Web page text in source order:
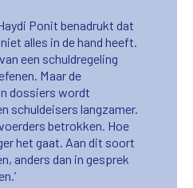
Ponit benadrukt dat
alles in de hand heeft.
een schuldregeling
Maar de
dossiers wordt
schuldeisers langzamer.
betrokken. Hoe
het gaat. Aan dit soort
anders dan in gesprek